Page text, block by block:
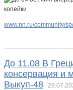
www.nn.ru/community/
До 11.08 В
консервация и
Выкуп-48